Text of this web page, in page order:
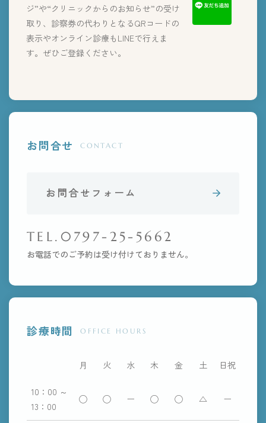
ジ”や“クリニックからのお知らせ”の受け
取り、診察券の代わりとなるQRコードの
表示やオンライン診療もLINEで行えま
す。ぜひご登録ください。
お問合せ CONTACT
お問合せフォーム
TEL.0797-25-5662
お電話でのご予約は受け付けておりません。
診療時間 OFFICE HOURS
月 火 水 木 金 土 日祝
10：00 ～
13：00
◯ ◯ ー ◯ ◯ △ ー